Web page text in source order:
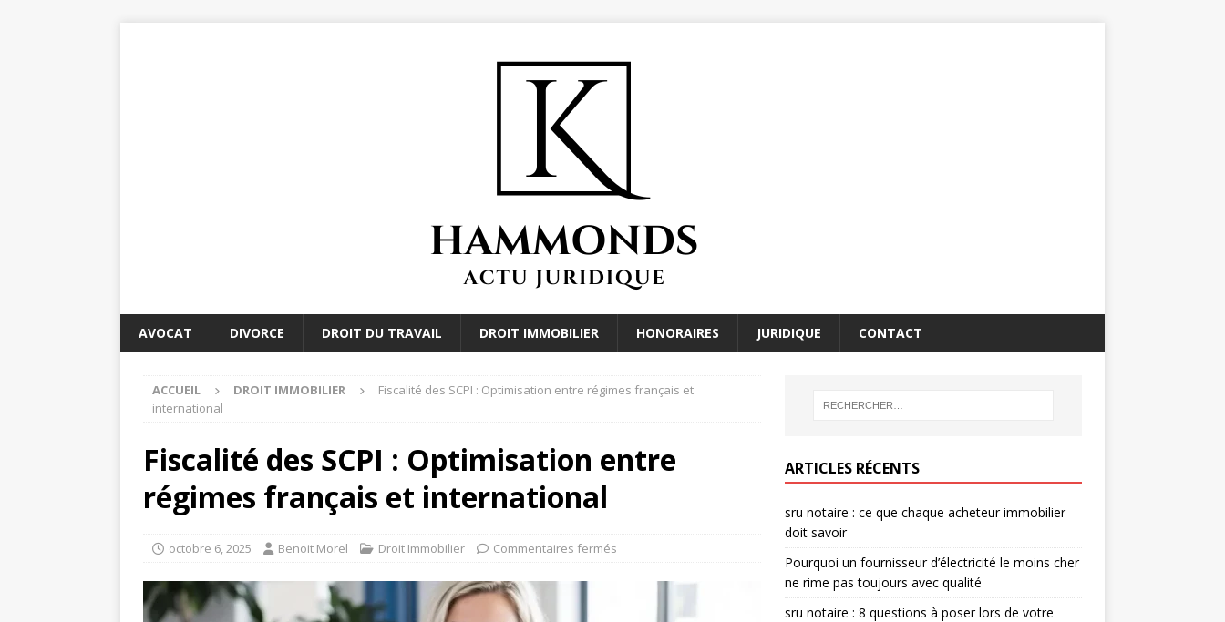
AVOCAT DIVORCE DROIT DU TRAVAIL DROIT IMMOBILIER HONORAIRES JURIDIQUE CONTACT
ACCUEIL DROIT IMMOBILIER
Fiscalité des SCPI : Optimisation entre régimes français et
international
Fiscalité des SCPI : Optimisation entre
régimes français et international
octobre 6, 2025 Benoit Morel Droit Immobilier Commentaires fermés
ARTICLES RÉCENTS
sru notaire : ce que chaque acheteur immobilier
doit savoir
Pourquoi un fournisseur d’électricité le moins cher
ne rime pas toujours avec qualité
sru notaire : 8 questions à poser lors de votre